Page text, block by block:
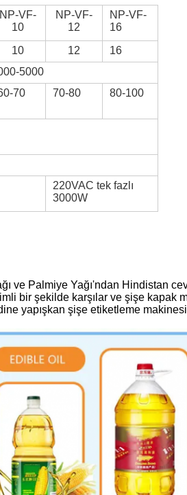
NP-VF-
10
NP-VF-
12
NP-VF-
16
10 12
16
5000
70 70-80 80-100
220VAC tek fazlı
3000W
ve Palmiye Yağı'ndan Hindistan
bir şekilde karşılar ve şişe kapak
yapışkan şişe etiketleme